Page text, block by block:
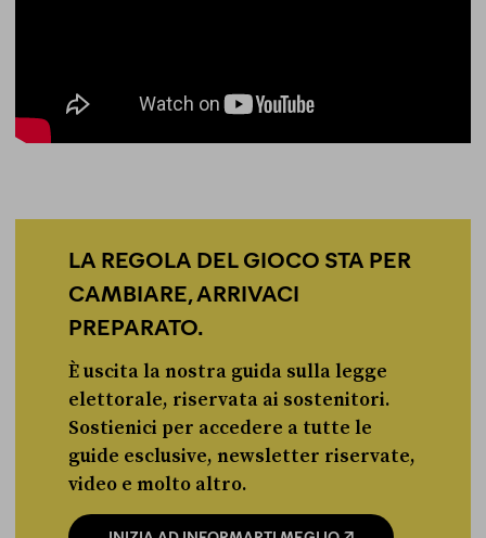
LA REGOLA DEL GIOCO STA PER
CAMBIARE, ARRIVACI
PREPARATO.
È uscita la nostra guida sulla legge
elettorale, riservata ai sostenitori.
Sostienici per accedere a tutte le
guide esclusive, newsletter riservate,
video e molto altro.